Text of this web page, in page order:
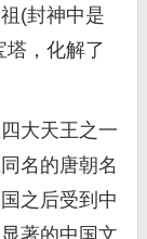
(封神中是
塔，化解了
大天王之一
名的唐朝名
之后受到中
著的中国文